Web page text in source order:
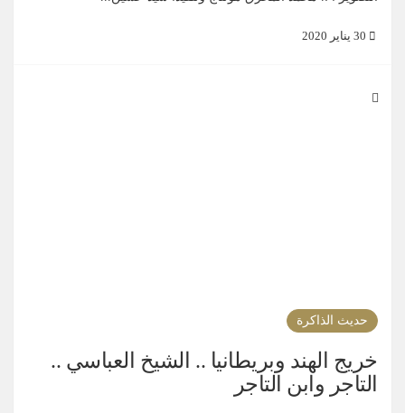
حديث الذاكرة
خريج الهند وبريطانيا .. الشيخ العباسي ..
التاجر وابن التاجر